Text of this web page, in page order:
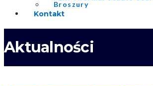
Broszury
Kontakt
Aktualności